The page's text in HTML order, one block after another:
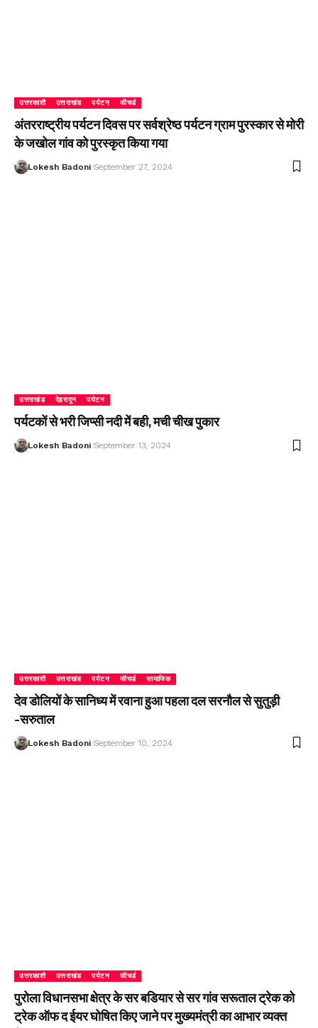
उत्तरकाशी उत्तराखंड पर्यटन फीचर्ड
अंतरराष्ट्रीय पर्यटन दिवस पर सर्वश्रेष्ठ पर्यटन ग्राम पुरस्कार से मोरी
के जखोल गांव को पुरस्कृत किया गया
Lokesh Badoni September 27, 2024
उत्तराखंड देहरादून पर्यटन
पर्यटकों से भरी जिप्सी नदी में बही, मची चीख पुकार
Lokesh Badoni September 13, 2024
उत्तरकाशी उत्तराखंड पर्यटन फीचर्ड सामाजिक
देव डोलियों के सानिध्य में रवाना हुआ पहला दल सरनौल से सुतुड़ी
-सरुताल
Lokesh Badoni September 10, 2024
उत्तरकाशी उत्तराखंड पर्यटन फीचर्ड
पुरोला विधानसभा क्षेत्र के सर बडियार से सर गांव सरूताल ट्रेक को
ट्रेक ऑफ द ईयर घोषित किए जाने पर मुख्यमंत्री का आभार व्यक्त